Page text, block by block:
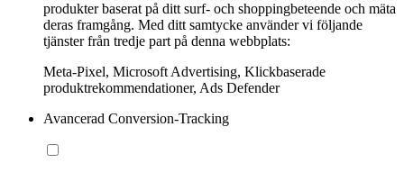
produkter baserat på ditt surf- och shoppingbeteende och mäta
deras framgång. Med ditt samtycke använder vi följande
tjänster från tredje part på denna webbplats:
Meta-Pixel, Microsoft Advertising, Klickbaserade
produktrekommendationer, Ads Defender
Avancerad Conversion-Tracking